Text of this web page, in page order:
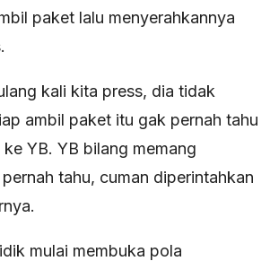
paket lalu menyerahkannya
kali kita press, dia tidak
ambil paket itu gak pernah tahu
YB. YB bilang memang
tahu, cuman diperintahkan
mulai membuka pola